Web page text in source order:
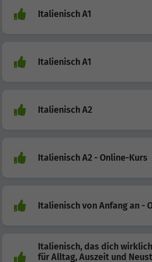
Italienisch A1
Italienisch A1
Italienisch A2
Italienisch A2 - Online-Kurs
Italienisch von Anfang an -
Italienisch, das dich
für Alltag, Auszeit und